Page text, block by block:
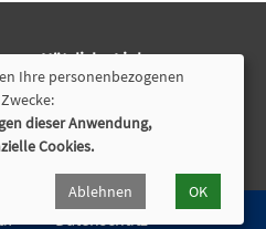
Nützliche Links
Öffnungszeiten
Einstellungen
Ihre personenbezogenen
dieser Anwendung,
Cookies.
Ablehnen OK